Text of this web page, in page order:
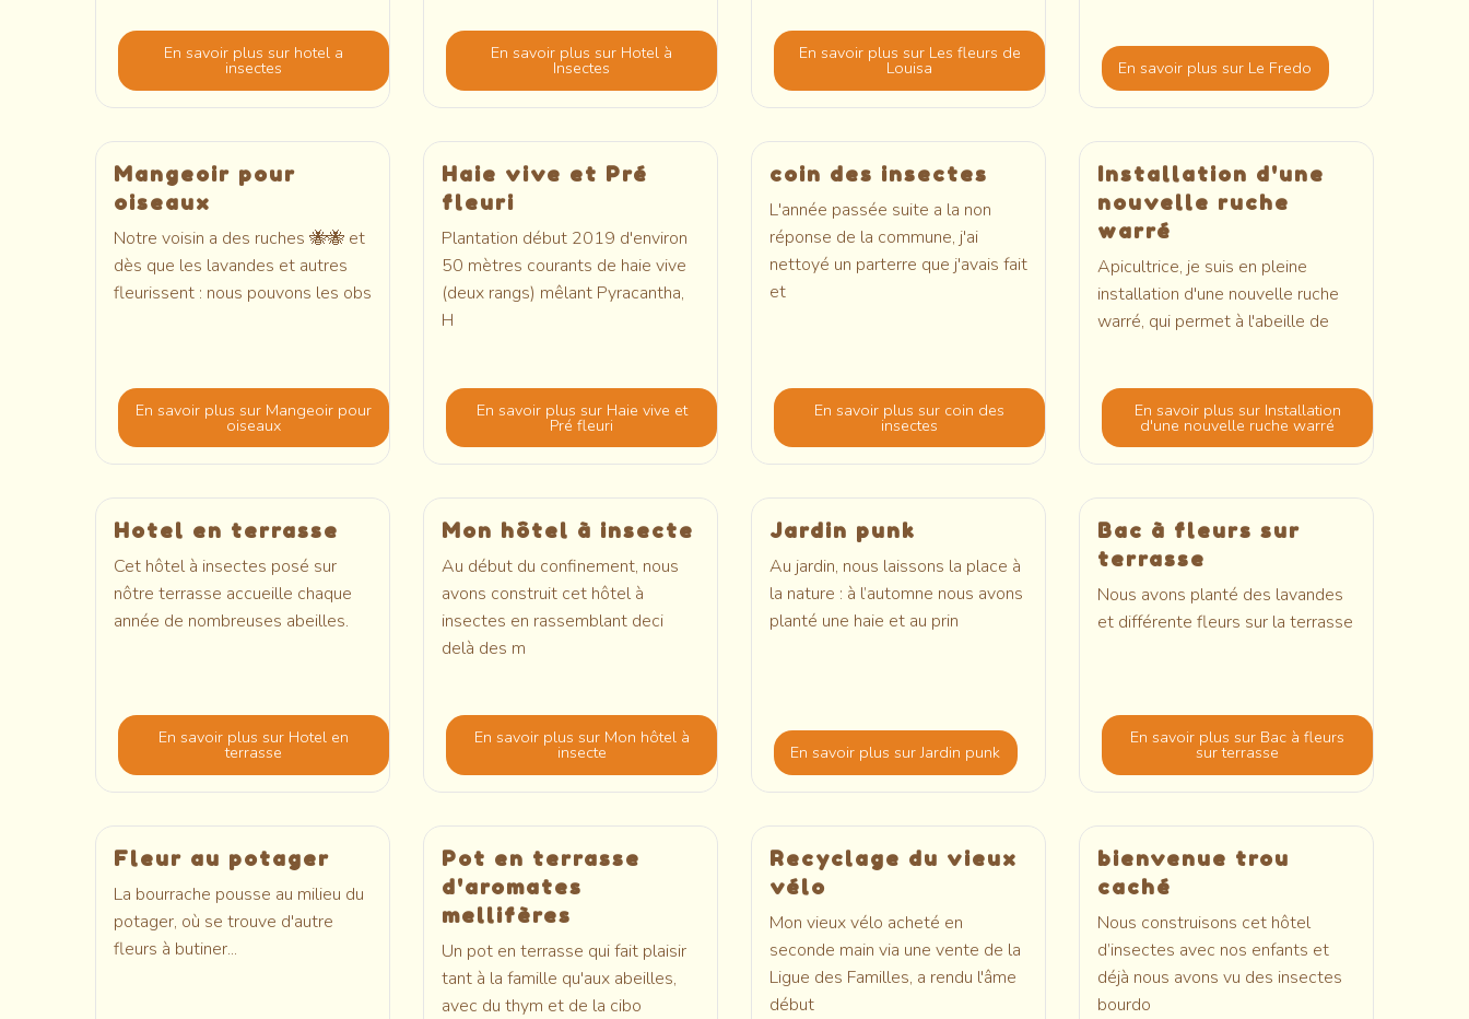
En savoir plus sur hotel a
insectes
En savoir plus sur Hotel à
Insectes
En savoir plus sur Les fleurs de
Louisa En savoir plussur Le Fredo
Mangeoir pour
oiseaux
Notre voisin a des ruches 🐝🐝 et
dès que les lavandes et autres
fleurissent : nous pouvons les obs
En savoir plus sur Mangeoir pour
oiseaux
Haie vive et Pré
fleuri
Plantation début 2019 d'environ
50 mètres courants de haie vive
(deux rangs) mêlant Pyracantha,
H
En savoir plus sur Haie vive et
Pré fleuri
coin des insectes
L'année passée suite a la non
réponse de la commune, j'ai
nettoyé un parterre que j'avais fait
et
En savoir plus sur coin des
insectes
Installation d'une
nouvelle ruche
warré
Apicultrice, je suis en pleine
installation d'une nouvelle ruche
warré, qui permet à l'abeille de
En savoir plus sur Installation
d'une nouvelle ruche warré
Hotel en terrasse
Cet hôtel à insectes posé sur
nôtre terrasse accueille chaque
année de nombreuses abeilles.
En savoir plus sur Hotel en
terrasse
Mon hôtel à insecte
Au début du confinement, nous
avons construit cet hôtel à
insectes en rassemblant deci
delà des m
En savoir plus sur Mon hôtel à
insecte
Jardin punk
Au jardin, nous laissons la place à
la nature : à l’automne nous avons
planté une haie et au prin
En savoir plussur Jardin punk
Bac à fleurs sur
terrasse
Nous avons planté des lavandes
et différente fleurs sur la terrasse
En savoir plus sur Bac à fleurs
sur terrasse
Fleur au potager
La bourrache pousse au milieu du
potager, où se trouve d'autre
fleurs à butiner...
Pot en terrasse
d'aromates
mellifères
Un pot en terrasse qui fait plaisir
tant à la famille qu'aux abeilles,
avec du thym et de la cibo
Recyclage du vieux
vélo
Mon vieux vélo acheté en
seconde main via une vente de la
Ligue des Familles, a rendu l'âme
début
bienvenue trou
caché
Nous construisons cet hôtel
d’insectes avec nos enfants et
déjà nous avons vu des insectes
bourdo